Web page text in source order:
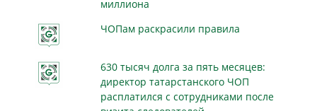
миллиона
ЧОПам раскрасили правила
630 тысяч долга за пять месяцев:
директор татарстанского ЧОП
расплатился с сотрудниками после